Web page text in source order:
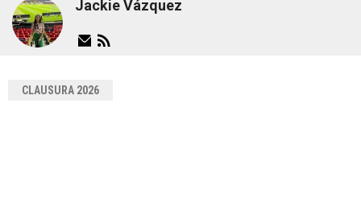
Jackie Vázquez
CLAUSURA 2026